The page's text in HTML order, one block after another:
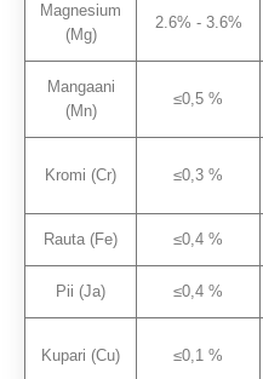
Magnesium
(Mg)
2.6% - 3.6%
Mangaani
(Mn)
≤0,5 %
Kromi (Cr) ≤0,3 %
Rauta (Fe) ≤0,4 %
Pii (Ja) ≤0,4 %
Kupari (Cu) ≤0,1 %